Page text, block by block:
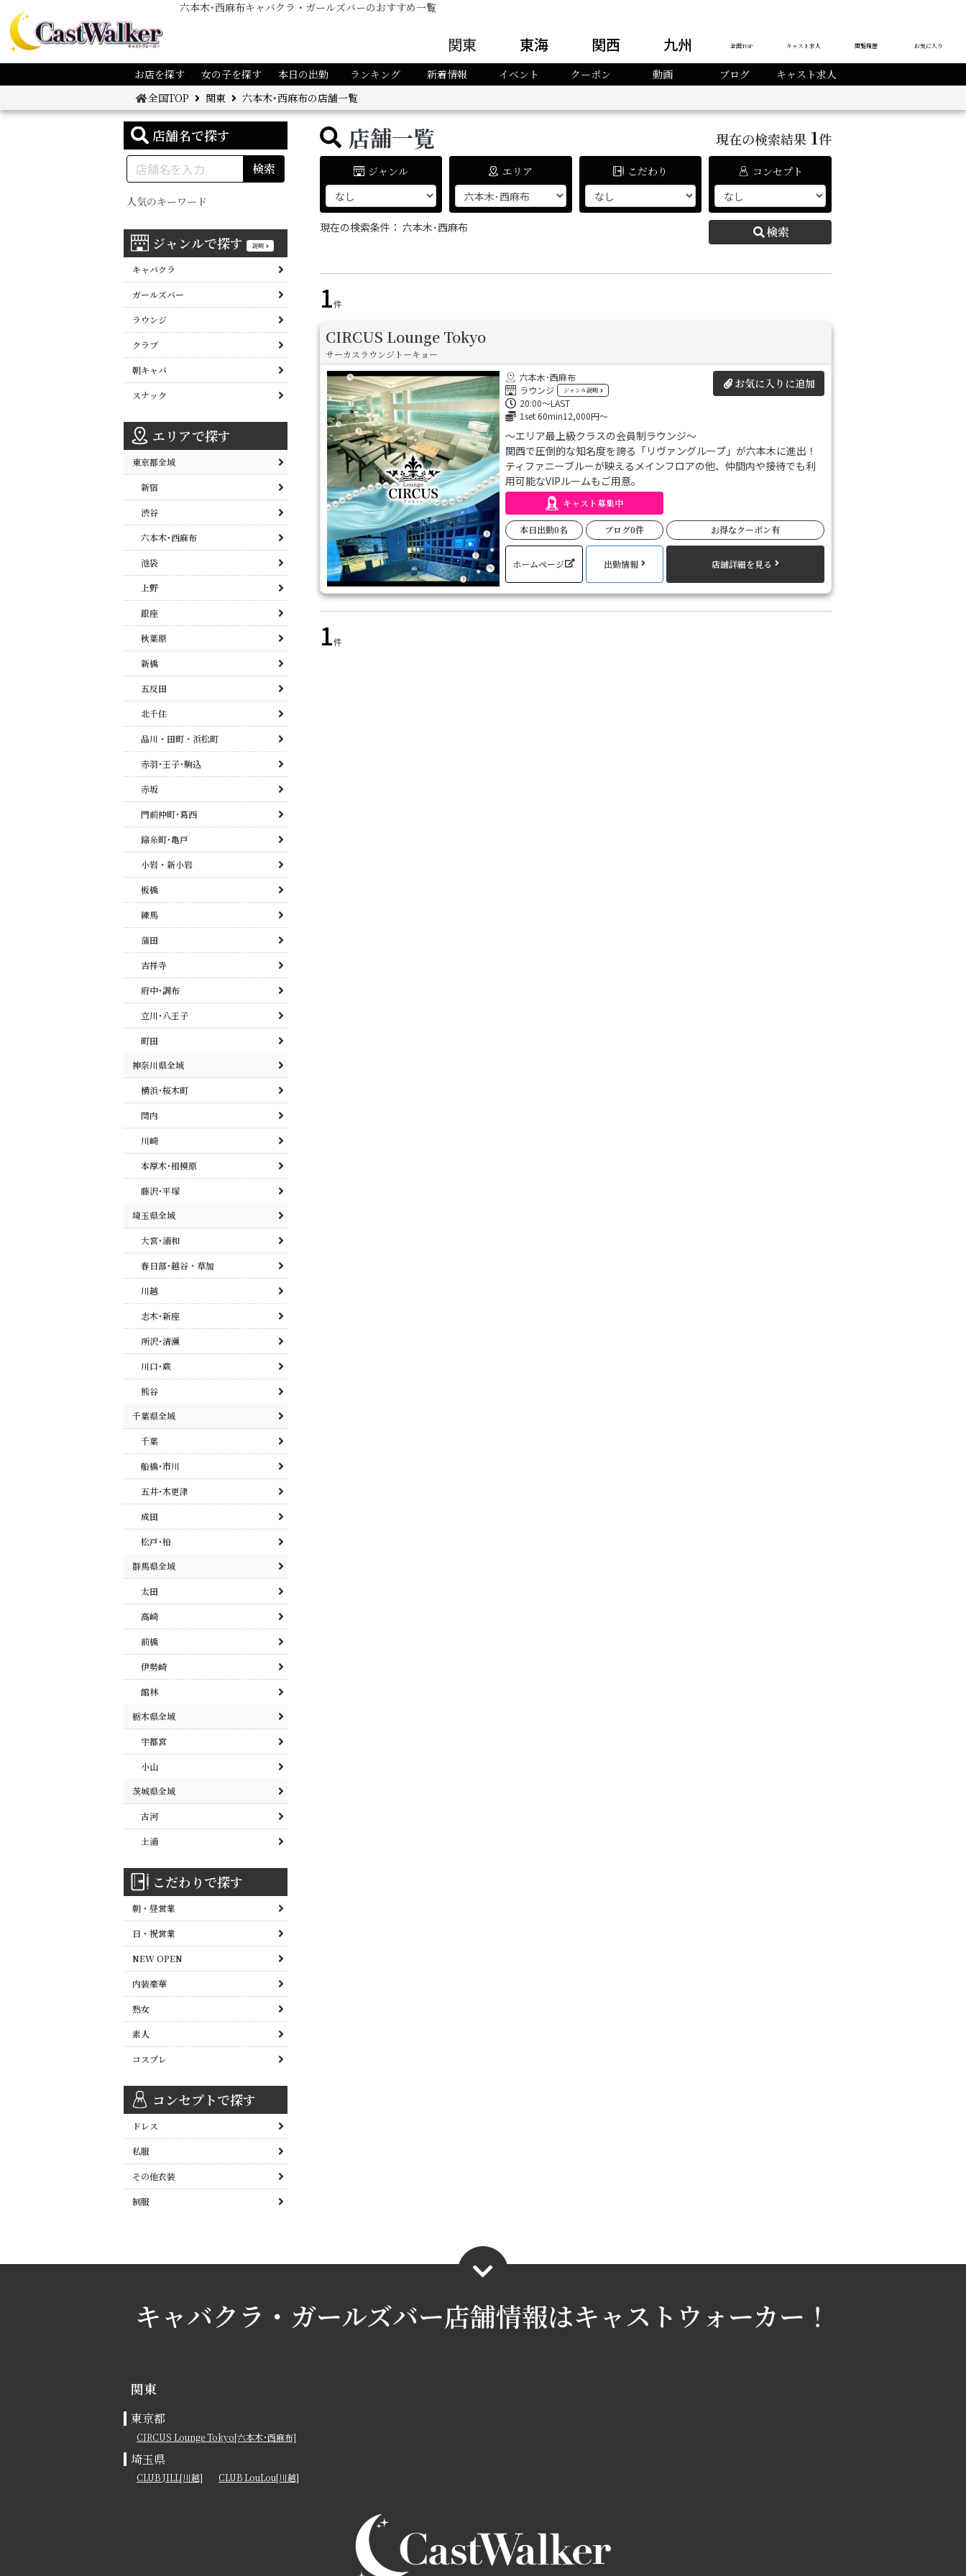
六本木･西麻布キャバクラ・ガールズバーのおすすめ一覧
関東 東海 関西 九州 全国TOP キャスト求人 閲覧履歴 お気に入り
お店を探す 女の子を探す 本日の出勤 ランキング 新着情報 イベント クーポン 動画 ブログ
キャスト求人
全国TOP
関東 六本木･西麻布の店舗一覧
店舗名で探す
検索
人気のキーワード
ジャンルで探す 説明
キャバクラ
ガールズバー
ラウンジ
クラブ
朝キャバ
スナック
エリアで探す
東京都全域
新宿
渋谷
六本木･西麻布
池袋
上野
銀座
秋葉原
新橋
五反田
北千住
品川・田町・浜松町
赤羽･王子･駒込
赤坂
門前仲町･葛西
錦糸町･亀戸
小岩・新小岩
板橋
練馬
蒲田
吉祥寺
府中･調布
立川･八王子
町田
神奈川県全域
横浜･桜木町
関内
川崎
本厚木･相模原
藤沢･平塚
埼玉県全域
大宮･浦和
春日部･越谷・草加
川越
志木･新座
所沢･清瀬
川口･蕨
熊谷
千葉県全域
千葉
船橋･市川
五井･木更津
成田
松戸･柏
群馬県全域
太田
高崎
前橋
伊勢崎
館林
栃木県全域
宇都宮
小山
茨城県全域
古河
土浦
こだわりで探す
朝・昼営業
日・祝営業
NEW OPEN
内装豪華
熟女
素人
コスプレ
コンセプトで探す
ドレス
私服
その他衣装
制服
店舗一覧 現在の検索結果 1件
ジャンル エリア こだわり コンセプト
現在の検索条件： 六本木･西麻布 検索
1件
CIRCUS Lounge Tokyo
サーカスラウンジトーキョー
六本木･西麻布
ラウンジ
ジャンル説明
20:00～LAST
1set 60min12,000円～
お気に入りに追加
～エリア最上級クラスの会員制ラウンジ～
関西で圧倒的な知名度を誇る「リヴァングループ」が六本木に進出！
ティファニーブルーが映えるメインフロアの他、仲間内や接待でも利
用可能なVIPルームもご用意。
洗練されたキャストとサービスをぜひご堪能ください。
スタッフ一同、皆さまのご来店を心よりお待ちしております。
キャスト募集中
本日出勤0名 ブログ0件 お得なクーポン有
ホームページ 出勤情報 店舗詳細を見る
1件
キャバクラ・ガールズバー店舗情報はキャストウォーカー！
関東
東京都
CIRCUS Lounge Tokyo[六本木･西麻布]
埼玉県
CLUB JILL[川越] CLUB LouLou[川越]